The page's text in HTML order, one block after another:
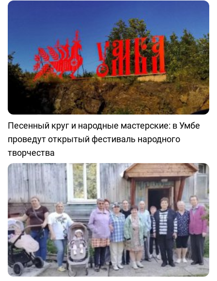
Песенный круг и народные мастерские: в Умбе
проведут открытый фестиваль народного
творчества